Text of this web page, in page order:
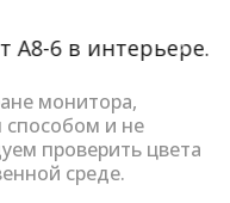
Next
монитора,
способом и не
проверить цвета
среде.